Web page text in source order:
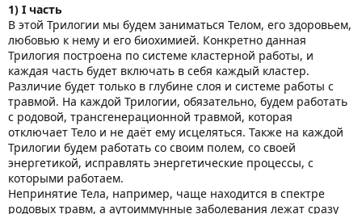
1) I часть
В этой Трилогии мы будем заниматься Телом, его здоровьем,
любовью к нему и его биохимией. Конкретно данная
Трилогия построена по системе кластерной работы, и
каждая часть будет включать в себя каждый кластер.
Различие будет только в глубине слоя и системе работы с
травмой. На каждой Трилогии, обязательно, будем работать
с родовой, трансгенерационной травмой, которая
отключает Тело и не даёт ему исцеляться. Также на каждой
Трилогии будем работать со своим полем, со своей
энергетикой, исправлять энергетические процессы, с
которыми работаем.
Непринятие Тела, например, чаще находится в спектре
родовых травм, а аутоиммунные заболевания лежат сразу